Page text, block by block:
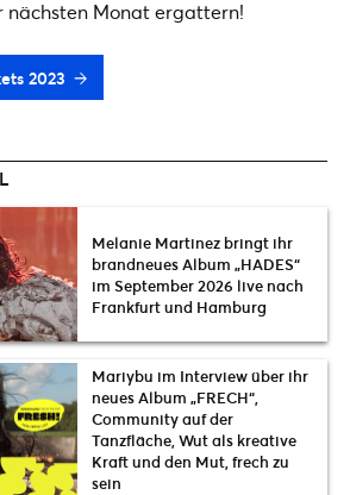
nächsten Monat ergattern!
2023
Melanie Martinez bringt ihr
brandneues Album „HADES“
im September 2026 live nach
Frankfurt und Hamburg
Mariybu im Interview über ihr
neues Album „FRECH“,
Community auf der
Tanzfläche, Wut als kreative
Kraft und den Mut, frech zu
sein